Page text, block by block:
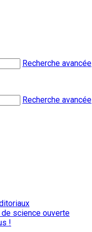
Recherche avancée
Recherche avancée
science ouverte
!